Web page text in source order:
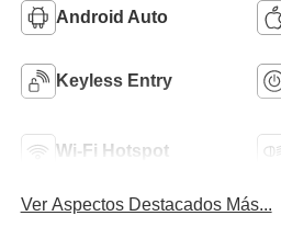
Android Auto
Keyless Entry
Wi-Fi Hotspot
Ver Aspectos Destacados Más...